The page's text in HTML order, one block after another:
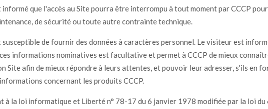
que l'accès au Site pourra être interrompu à tout moment par CCCP
de sécurité ou toute autre contrainte technique.
de fournir des données à caractères personnel. Le visiteur est
informations nominatives est facultative et permet à CCCP de mieux
Site afin de mieux répondre à leurs attentes, et pouvoir leur adresser, s'ils en
concernant les produits CCCP.
à la loi informatique et Liberté n° 78-17 du 6 janvier 1978 modifiée par la loi du